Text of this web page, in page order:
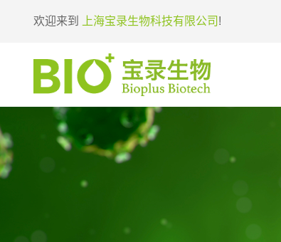
欢迎来到 上海宝录生物科技有限公司 !